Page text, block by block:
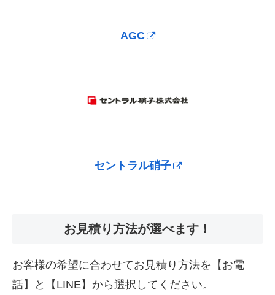
AGC
セントラル硝子
お見積り方法が選べます！
お客様の希望に合わせてお見積り方法を【お電
話】と【LINE】から選択してください。